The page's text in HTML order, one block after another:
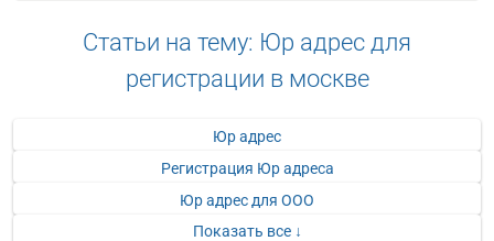
Статьи на тему: Юр адрес для
регистрации в москве
Юр адрес
Регистрация Юр адреса
Юр адрес для ООО
Показать все ↓